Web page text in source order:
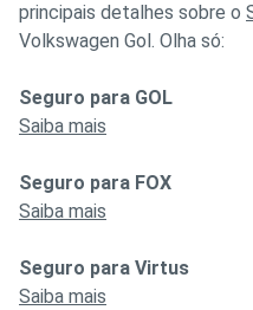
principais detalhes sobre o
Volkswagen Gol. Olha só:
Seguro para GOL
Saiba mais
Seguro para FOX
Saiba mais
Seguro para Virtus
Saiba mais